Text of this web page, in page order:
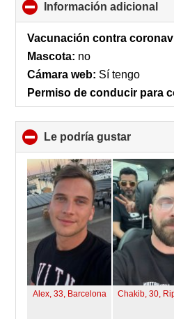
Información adicional
to
Vacunación contra
Mascota: no
Cámara web: Sí tengo
Permiso de conducir para
Le podría gustar
to
Alex, 33, Barcelona Chakib, 30,